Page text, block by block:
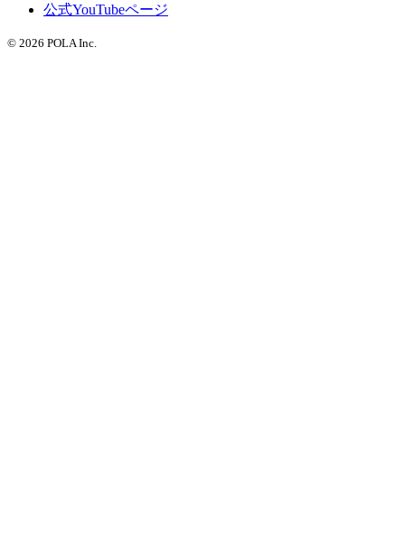
公式YouTubeページ
© 2026 POLA Inc.